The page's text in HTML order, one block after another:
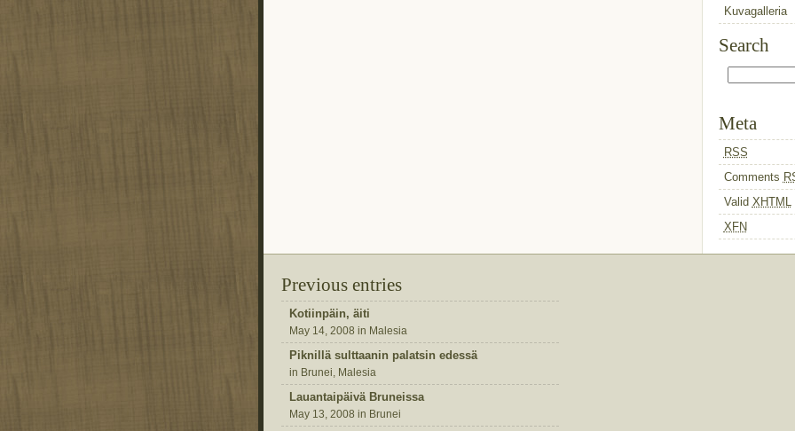
Kuvagalleria
Search
Meta
RSS
Comments
Valid XHTML
XFN
Previous entries
Kotiinpäin, äiti
May 14, 2008 in Malesia
Piknillä sulttaanin palatsin edessä
in Brunei, Malesia
Lauantaipäivä Bruneissa
May 13, 2008 in Brunei